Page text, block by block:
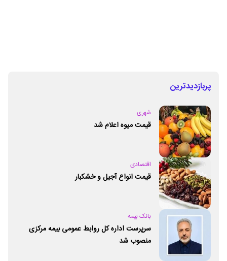
پربازدیدترین
شهری
قیمت میوه اعلام شد
اقتصادی
قیمت انواع آجیل و خشکبار
بانک بیمه
سرپرست اداره کل روابط عمومی بیمه مرکزی
منصوب شد